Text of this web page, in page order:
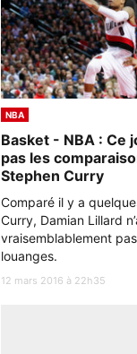
NBA
Basket - NBA : Ce
pas les
Stephen Curry
Comparé il y a
Curry, Damian Lillard
vraisemblablement
louanges.
12 mars 2016 à 22h35